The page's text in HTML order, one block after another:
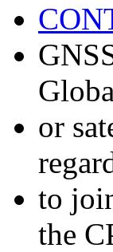
or
to
the